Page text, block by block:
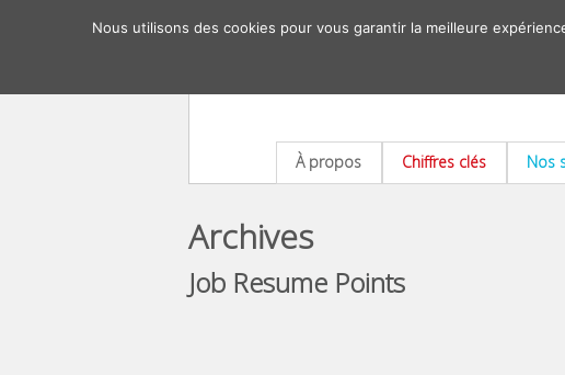
À propos Chiffres clés Nos
Archives
Job Resume Points
Nous utilisons des cookies pour vous garantir la meilleure